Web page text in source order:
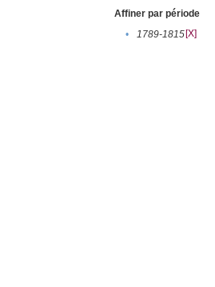
Affiner par période
•
1789-1815[X]